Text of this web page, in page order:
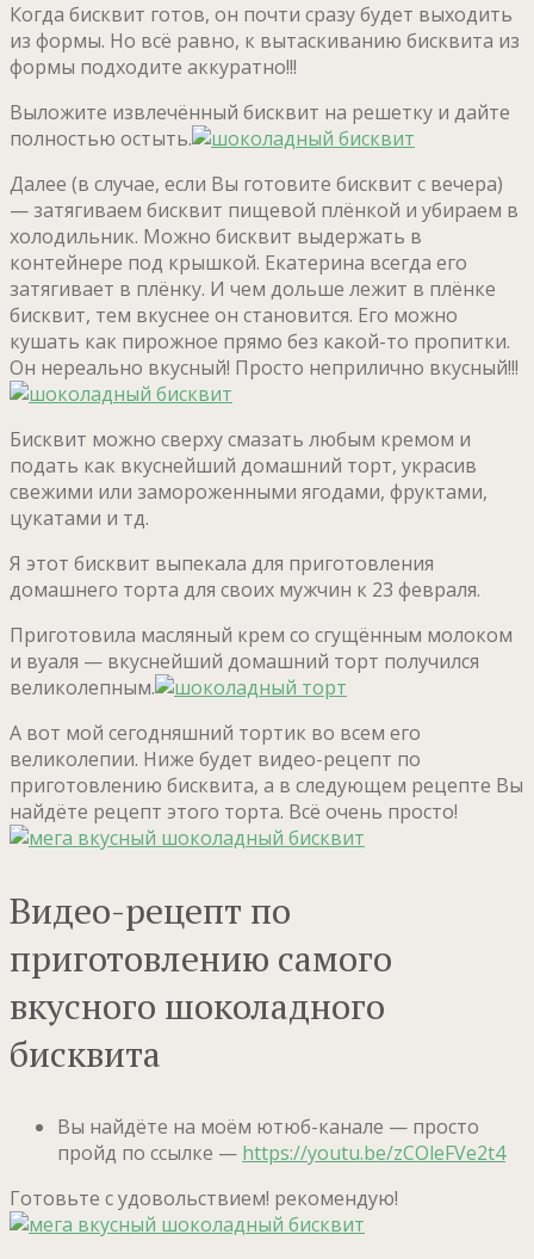
Когда бисквит готов, он почти сразу будет выходить
из формы. Но всё равно, к вытаскиванию бисквита из
формы подходите аккуратно!!!
Выложите извлечённый бисквит на решетку и дайте
полностью остыть.
Далее (в случае, если Вы готовите бисквит с вечера)
— затягиваем бисквит пищевой плёнкой и убираем в
холодильник. Можно бисквит выдержать в
контейнере под крышкой. Екатерина всегда его
затягивает в плёнку. И чем дольше лежит в плёнке
бисквит, тем вкуснее он становится. Его можно
кушать как пирожное прямо без какой-то пропитки.
Он нереально вкусный! Просто неприлично вкусный!!!
Бисквит можно сверху смазать любым кремом и
подать как вкуснейший домашний торт, украсив
свежими или замороженными ягодами, фруктами,
цукатами и тд.
Я этот бисквит выпекала для приготовления
домашнего торта для своих мужчин к 23 февраля.
Приготовила масляный крем со сгущённым молоком
и вуаля — вкуснейший домашний торт получился
великолепным.
А вот мой сегодняшний тортик во всем его
великолепии. Ниже будет видео-рецепт по
приготовлению бисквита, а в следующем рецепте Вы
найдёте рецепт этого торта. Всё очень просто!
Видео-рецепт по
приготовлению самого
вкусного шоколадного
бисквита
Вы найдёте на моём ютюб-канале — просто
пройд по ссылке — https://youtu.be/zCOleFVe2t4
Готовьте с удовольствием! рекомендую!